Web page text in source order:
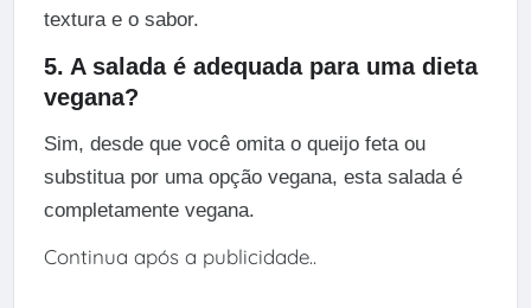
textura e o sabor.
5. A salada é adequada para uma dieta
vegana?
Sim, desde que você omita o queijo feta ou
substitua por uma opção vegana, esta salada é
completamente vegana.
Continua após a publicidade..